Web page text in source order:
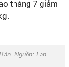
tháng 7 giảm
Nguồn: Lan